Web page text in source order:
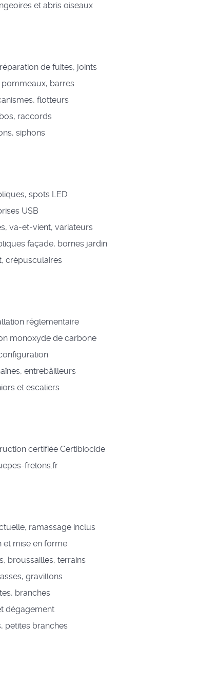
et abris oiseaux
de fuites, joints
pommeaux, barres
flotteurs
raccords
siphons
spots LED
USB
va-et-vient, variateurs
façade, bornes jardin
crépusculaires
réglementaire
monoxyde de carbone
entrebâilleurs
et escaliers
certifiée Certibiocide
frelons.fr
ramassage inclus
et mise en forme
broussailles, terrains
gravillons
branches
dégagement
petites branches